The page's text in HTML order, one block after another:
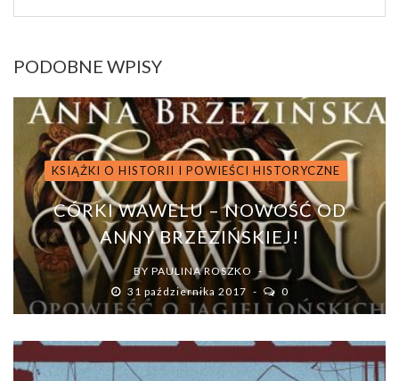
PODOBNE WPISY
KSIĄŻKI O HISTORII I POWIEŚCI HISTORYCZNE
CÓRKI WAWELU – NOWOŚĆ OD
ANNY BRZEZIŃSKIEJ!
BY PAULINA ROSZKO
31 października 2017
0